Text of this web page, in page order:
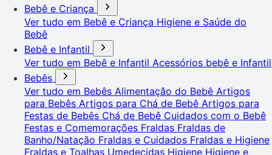
Bebê e Criança
Ver tudo em Bebê e Criança Higiene e Saúde do
Bebê
Bebê e Infantil
Ver tudo em Bebê e Infantil Acessórios bebê e Infantil
Bebês
Ver tudo em Bebês Alimentação do Bebê Artigos
para Bebês Artigos para Chá de Bebê Artigos para
Festas de Bebês Chá de Bebê Cuidados com o Bebê
Festas e Comemorações Fraldas Fraldas de
Banho/Natação Fraldas e Cuidados Fraldas e Higiene
Fraldas e Toalhas Umedecidas Higiene Higiene e